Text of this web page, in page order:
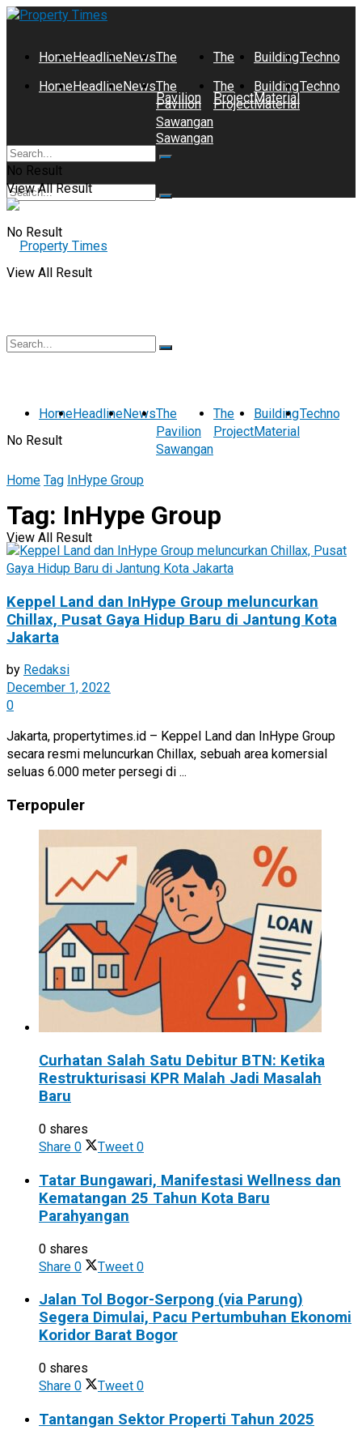
HomeHeadlineNewsThe
Pavilion
Sawangan
The
Project
Building
Material
No Result
View All Result
HomeHeadlineNewsThe
Pavilion
Sawangan
The
Project
Building
Material
No Result
View All Result
No Result
View All Result
HomeHeadlineNewsThe
Pavilion
Sawangan
The
Project
Building
Material
Home Tag InHype Group
Tag: InHype Group
Keppel Land dan InHype Group meluncurkan
Chillax, Pusat Gaya Hidup Baru di Jantung Kota
Jakarta
by Redaksi
December 1, 2022
0
Jakarta, propertytimes.id – Keppel Land dan InHype Group
secara resmi meluncurkan Chillax, sebuah area komersial
seluas 6.000 meter persegi di ...
Terpopuler
Curhatan Salah Satu Debitur BTN: Ketika
Restrukturisasi KPR Malah Jadi Masalah
Baru
0 shares
Share 0 Tweet 0
Tatar Bungawari, Manifestasi Wellness dan
Kematangan 25 Tahun Kota Baru
Parahyangan
0 shares
Share 0 Tweet 0
Jalan Tol Bogor-Serpong (via Parung)
Segera Dimulai, Pacu Pertumbuhan Ekonomi
Koridor Barat Bogor
0 shares
Share 0 Tweet 0
Tantangan Sektor Properti Tahun 2025